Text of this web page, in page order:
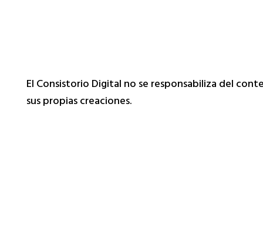
El Consistorio Digital no se responsabiliza del
sus propias creaciones.